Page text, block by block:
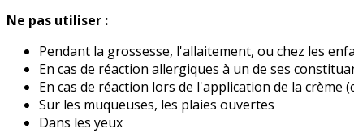
Ne pas utiliser :
Pendant la grossesse, l'allaitement, ou chez les
En cas de réaction allergiques à un de ses
En cas de réaction lors de l'application de la crème
Sur les muqueuses, les plaies ouvertes
Dans les yeux